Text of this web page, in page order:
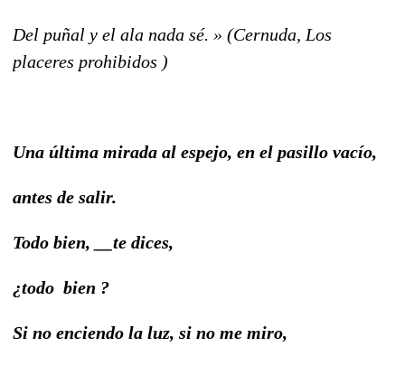
Del puñal y el ala nada sé. » (Cernuda, Los
placeres prohibidos )
Una última mirada al espejo, en el pasillo vacío,
antes de salir.
Todo bien, __te dices,
¿todo bien ?
Si no enciendo la luz, si no me miro,